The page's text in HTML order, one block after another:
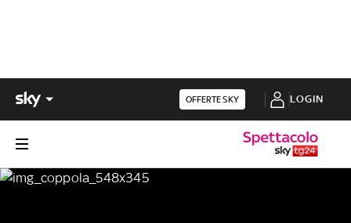
OFFERTE SKY LOGIN